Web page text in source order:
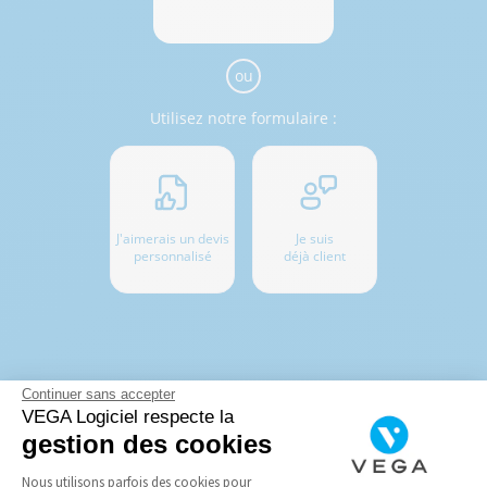
Continuer sans accepter
VEGA Logiciel respecte la
gestion des cookies
Nous utilisons parfois des cookies pour
ou
Utilisez notre formulaire :
J'aimerais un devis
personnalisé
Je suis
déjà client